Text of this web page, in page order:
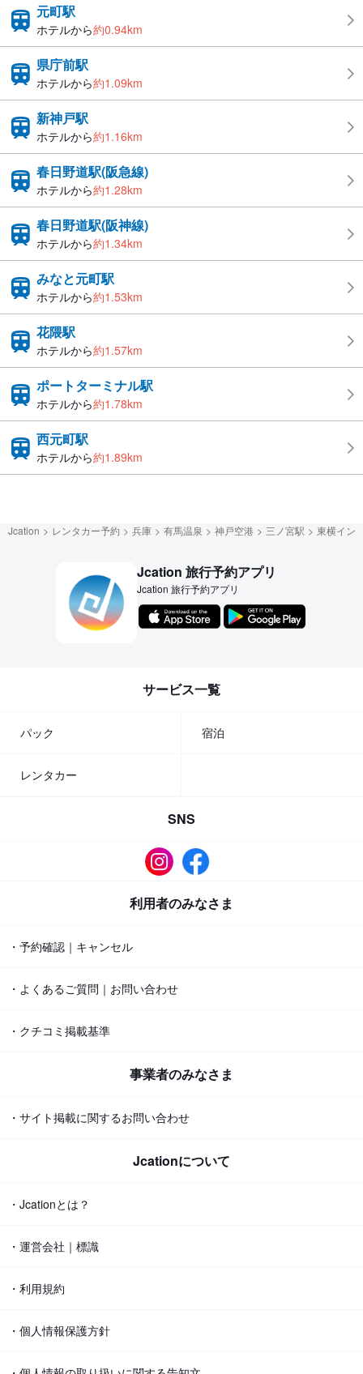
元町駅
ホテルから約0.94km
県庁前駅
ホテルから約1.09km
新神戸駅
ホテルから約1.16km
春日野道駅(阪急線)
ホテルから約1.28km
春日野道駅(阪神線)
ホテルから約1.34km
みなと元町駅
ホテルから約1.53km
花隈駅
ホテルから約1.57km
ポートターミナル駅
ホテルから約1.78km
西元町駅
ホテルから約1.89km
Jcation レンタカー予約 兵庫 有馬温泉 神戸空港 三ノ宮駅 東横イン
Jcation 旅行予約アプリ
Jcation 旅行予約アプリ
サービス一覧
パック 宿泊
レンタカー
SNS
利用者のみなさま
・予約確認｜キャンセル
・よくあるご質問｜お問い合わせ
・クチコミ掲載基準
事業者のみなさま
・サイト掲載に関するお問い合わせ
Jcationについて
・Jcationとは？
・運営会社｜標識
・利用規約
・個人情報保護方針